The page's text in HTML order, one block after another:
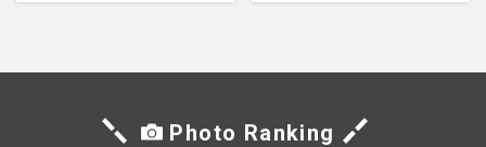
Photo Ranking